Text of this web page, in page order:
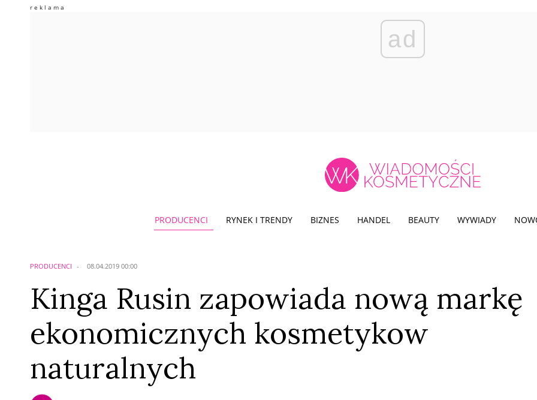
ad
PRODUCENCI RYNEK I TRENDY BIZNES HANDEL BEAUTY WYWIADY
PRODUCENCI 08.04.2019 00:00
Kinga Rusin zapowiada nową markę
ekonomicznych kosmetykow
naturalnych